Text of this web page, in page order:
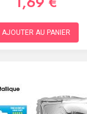
AJOUTER AU PANIER